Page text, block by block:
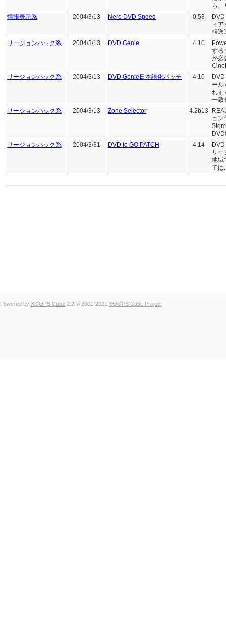
ら、
情報表示系
2004/3/13 Nero DVD Speed 0.53
ィ
転送
リージョンハック系
2004/3/13 DVD Genie 4.10
する
が必
リージョンハック系
2004/3/13 DVD Genie日本語化パッチ 4.10
ール
れま
一致
リージョンハック系
2004/3/13 Zone Selector 4.2b13
ョ
リージョンハック系
2004/3/31 DVD to GO PATCH 4.14
リ
地域
ては
Powered by XOOPS Cube 2.2 © 2001-2021 XOOPS Cube Project